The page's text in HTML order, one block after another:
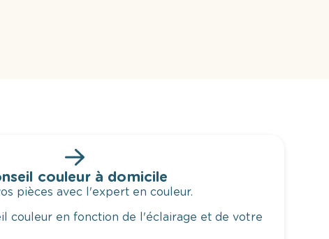
couleur à domicile
pièces avec l'expert en couleur.
couleur en fonction de l'éclairage et de votre